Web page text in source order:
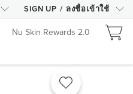
SIGN UP / ลงชื่อเข้าใช้
Nu Skin Rewards 2.0